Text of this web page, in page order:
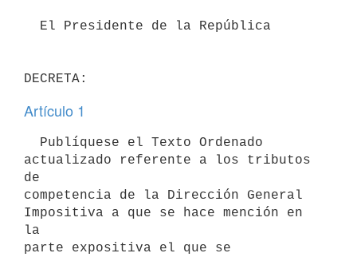
Artículo 1
actualizado referente a los tributos
de
competencia de la Dirección General
Impositiva a que se hace mención en
la
parte expositiva el que se